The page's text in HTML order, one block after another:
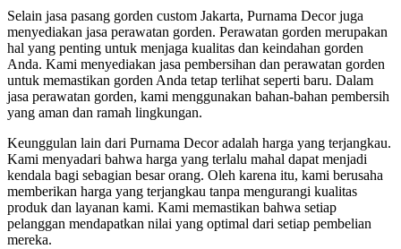
Selain jasa pasang gorden custom Jakarta, Purnama Decor juga
menyediakan jasa perawatan gorden. Perawatan gorden merupakan
hal yang penting untuk menjaga kualitas dan keindahan gorden
Anda. Kami menyediakan jasa pembersihan dan perawatan gorden
untuk memastikan gorden Anda tetap terlihat seperti baru. Dalam
jasa perawatan gorden, kami menggunakan bahan-bahan pembersih
yang aman dan ramah lingkungan.
Keunggulan lain dari Purnama Decor adalah harga yang terjangkau.
Kami menyadari bahwa harga yang terlalu mahal dapat menjadi
kendala bagi sebagian besar orang. Oleh karena itu, kami berusaha
memberikan harga yang terjangkau tanpa mengurangi kualitas
produk dan layanan kami. Kami memastikan bahwa setiap
pelanggan mendapatkan nilai yang optimal dari setiap pembelian
mereka.